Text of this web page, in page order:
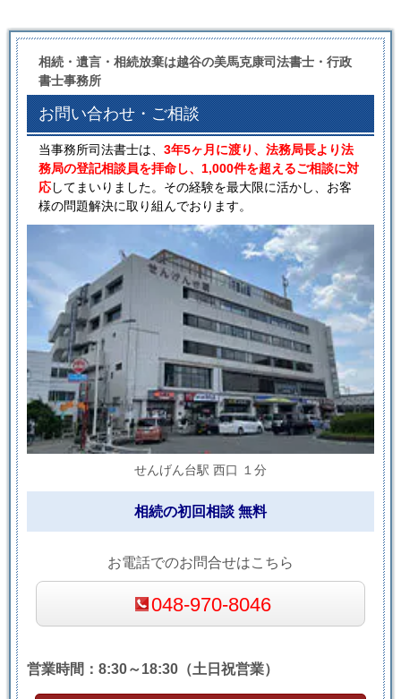
相続・遺言・相続放棄は越谷の美馬克康司法書士・行政
書士事務所
お問い合わせ・ご相談
当事務所司法書士は、 3年5ヶ月に渡り、法務局長より法
務局の登記相談員を拝命し、1,000件を超えるご相談に対
応してまいりました。その経験を最大限に活かし、お客
様の問題解決に取り組んでおります。
せんげん台駅 西口 １分
相続の初回相談 無料
お電話でのお問合せはこちら
048-970-8046
営業時間：8:30～18:30（土日祝営業）